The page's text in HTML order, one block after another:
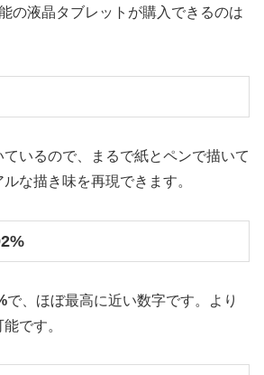
の液晶タブレットが購入できるのは
いるので、まるで紙とペンで描いて
な描き味を再現できます。
で、ほぼ最高に近い数字です。より
です。